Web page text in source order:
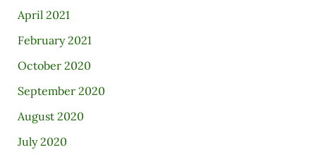
April 2021
February 2021
October 2020
September 2020
August 2020
July 2020